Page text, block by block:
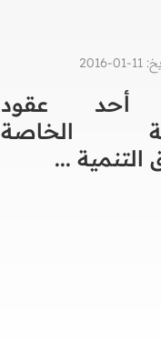
أحد عقود
الخاصة
...